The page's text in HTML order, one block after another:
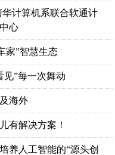
计算机系联合软通计
心
家”智慧生态
见”每一次舞动
海外
有解决方案！
养人工智能的“源头创